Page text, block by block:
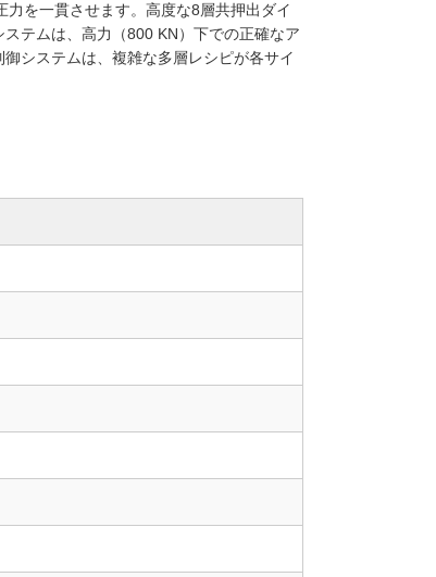
を一貫させます。高度な8層共押出ダイ
テムは、高力（800 KN）下での正確なア
システムは、複雑な多層レシピが各サイ